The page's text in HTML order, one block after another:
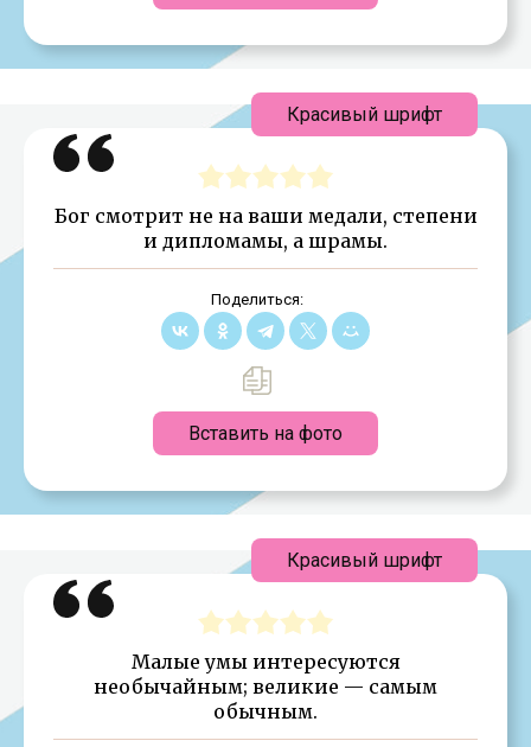
Бог смотрит не на ваши медали, степени
и дипломамы, а шрамы.
Поделиться:
Вставить на фото
Красивый шрифт
Малые умы интересуются
необычайным; великие — самым
обычным.
Красивый шрифт